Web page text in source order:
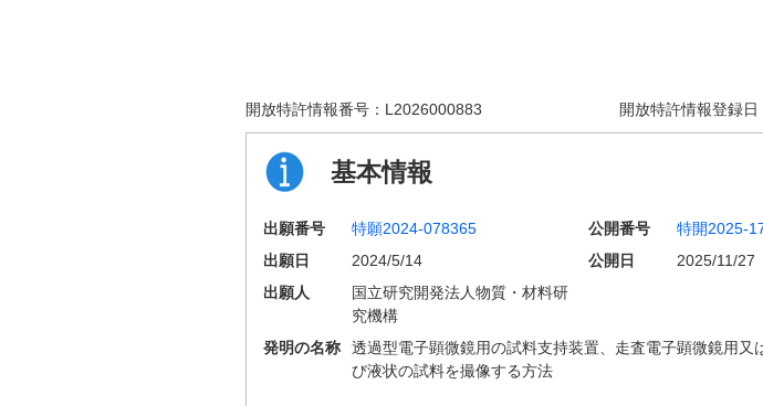
開放特許情報番号： L2026000883 開放特許情報登録日
基本情報
出願番号 特願2024-078365 公開番号
特開2025-
出願日
2024/5/14 公開日
2025/11/27
出願人
国立研究開発法人物質・材料研
究機構
発明の名称
透過型電子顕微鏡用の試料支持装置、走査電子顕微鏡用
び液状の試料を撮像する方法